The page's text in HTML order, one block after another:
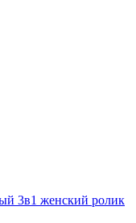
3в1 женский ролик